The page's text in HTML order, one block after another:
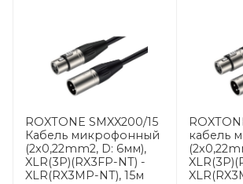
ROXTONE SMXX200/15
Кабель микрофонный
(2x0,22mm2, D: 6мм),
XLR(3P)(RX3FP-NT) -
XLR(RX3MP-NT), 15м
кабель